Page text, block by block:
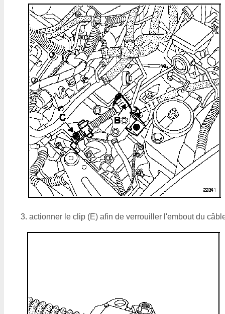
actionner le clip (E) afin de verrouiller l'embout du